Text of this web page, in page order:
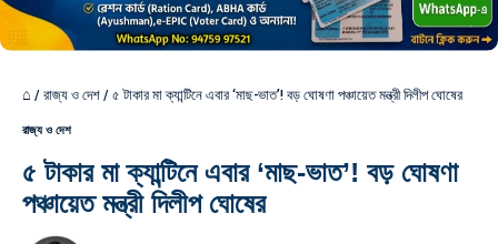
⌂ / রাজ্য ও দেশ / ৫ টাকার মা ক্যান্টিনে এবার ‘মাছ-ভাত’! বড় ঘোষণা পঞ্চায়েত মন্ত্রী দিলীপ ঘোষের
রাজ্য ও দেশ
৫ টাকার মা ক্যান্টিনে এবার ‘মাছ-ভাত’! বড় ঘোষণা
পঞ্চায়েত মন্ত্রী দিলীপ ঘোষের